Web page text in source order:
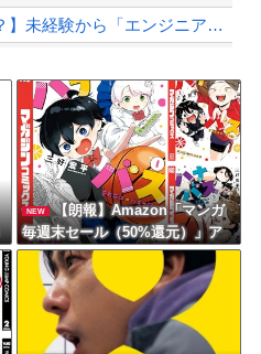
Powered by livedoor 相互RSS
【言うて人手不足だし？】未経験から「エンジニア」になるという選択‥‥
【悲報】中国製ルーター、またまたバックドア発見ｗｗｗｗｗｗｗ
日本旅行キャンセルすべきか…1万年ぶり史上最大級の火山の兆し＝韓国の反応
海外「おめでとうタキ！」リヴァプール南野がバースデーゴール！！
NEW
【朗報】Amazon「マンガ
毎週末セール（50%還元）」ア
ツいスポーツマンガ祭り最終日
到来！！！